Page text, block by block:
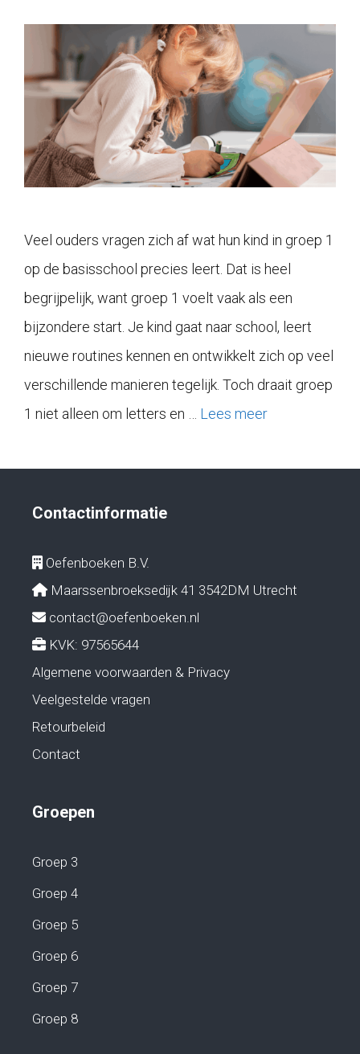
Veel ouders vragen zich af wat hun kind in groep 1
op de basisschool precies leert. Dat is heel
begrijpelijk, want groep 1 voelt vaak als een
bijzondere start. Je kind gaat naar school, leert
nieuwe routines kennen en ontwikkelt zich op veel
verschillende manieren tegelijk. Toch draait groep
1 niet alleen om letters en … Lees meer
Contactinformatie
Oefenboeken B.V.
Maarssenbroeksedijk 41 3542DM Utrecht
contact@oefenboeken.nl
KVK: 97565644
Algemene voorwaarden & Privacy
Veelgestelde vragen
Retourbeleid
Contact
Groepen
Groep 3
Groep 4
Groep 5
Groep 6
Groep 7
Groep 8